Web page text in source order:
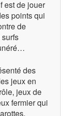
est de jouer
points qui
de
des
jeux en
jeux de
fermier qui